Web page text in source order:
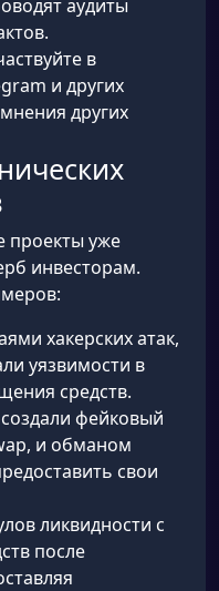
аудиты
в
и других
других
проекты уже
инвесторам.
хакерских атак,
уязвимости в
средств.
фейковый
и обманом
свои
ликвидности с
после